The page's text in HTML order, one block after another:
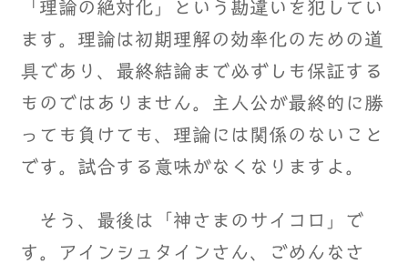
「理論の絶対化」という勘違いを犯してい
ます。理論は初期理解の効率化のための道
具であり、最終結論まで必ずしも保証する
ものではありません。主人公が最終的に勝
っても負けても、理論には関係のないこと
です。試合する意味がなくなりますよ。
そう、最後は「神さまのサイコロ」で
す。アインシュタインさん、ごめんなさ